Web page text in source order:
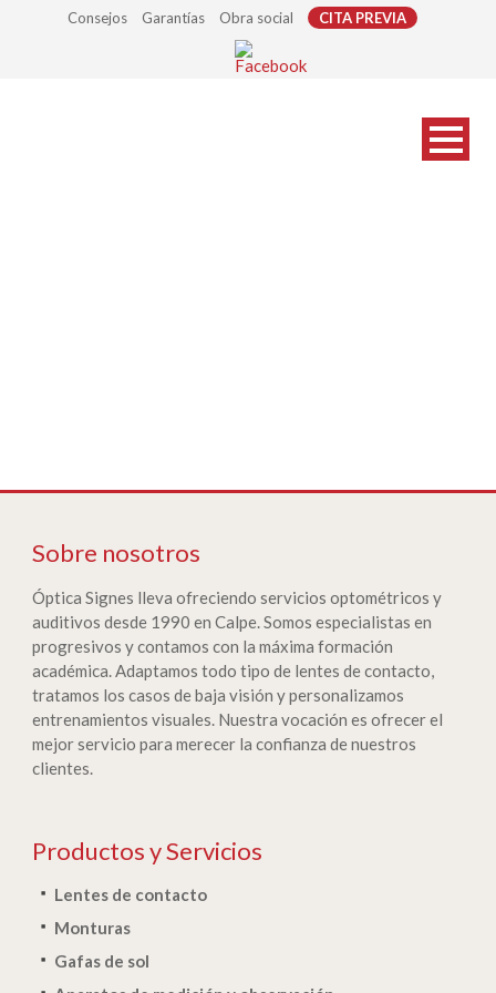
Consejos Garantías Obra social CITA PREVIA
Sobre nosotros
Óptica Signes lleva ofreciendo servicios optométricos y
auditivos desde 1990 en Calpe. Somos especialistas en
progresivos y contamos con la máxima formación
académica. Adaptamos todo tipo de lentes de contacto,
tratamos los casos de baja visión y personalizamos
entrenamientos visuales. Nuestra vocación es ofrecer el
mejor servicio para merecer la confianza de nuestros
clientes.
Productos y Servicios
Lentes de contacto
Monturas
Gafas de sol